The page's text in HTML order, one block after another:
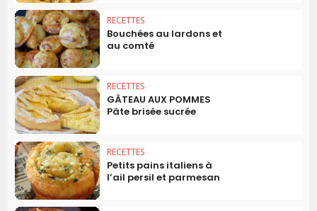
RECETTES
Bouchées au lardons et
au comté
RECETTES
GÂTEAU AUX POMMES
Pâte brisée sucrée
RECETTES
Petits pains italiens à
l’ail persil et parmesan